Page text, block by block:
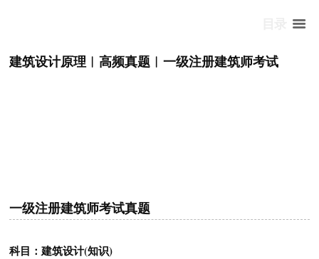
建筑设计原理︱高频真题︱一级注册建筑师考试
一级注册建筑师考试真题
科目：建筑设计(知识)